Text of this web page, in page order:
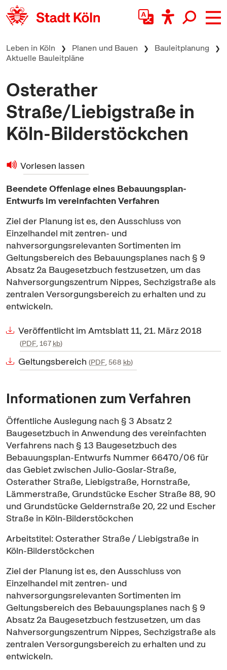
zum Inhalt springen
Leben in Köln Planen und Bauen
Bauleitplanung
Aktuelle Bauleitpläne
Osterather
Straße/Liebigstraße in
Köln-Bilderstöckchen
Vorlesen lassen
Beendete Offenlage eines Bebauungsplan-
Entwurfs im vereinfachten Verfahren
Ziel der Planung ist es, den Ausschluss von
Einzelhandel mit zentren- und
nahversorgungsrelevanten Sortimenten im
Geltungsbereich des Bebauungsplanes nach § 9
Absatz 2a Baugesetzbuch festzusetzen, um das
Nahversorgungszentrum Nippes, Sechzigstraße als
zentralen Versorgungsbereich zu erhalten und zu
entwickeln.
Veröffentlicht im Amtsblatt 11, 21. März 2018
PDF, 167 kb
Geltungsbereich PDF, 568 kb
Informationen zum Verfahren
Öffentliche Auslegung nach § 3 Absatz 2
Baugesetzbuch in Anwendung des vereinfachten
Verfahrens nach § 13 Baugesetzbuch des
Bebauungsplan-Entwurfs Nummer 66470/06 für
das Gebiet zwischen Julio-Goslar-Straße,
Osterather Straße, Liebigstraße, Hornstraße,
Lämmerstraße, Grundstücke Escher Straße 88, 90
und Grundstücke Geldernstraße 20, 22 und Escher
Straße in Köln-Bilderstöckchen
Arbeitstitel: Osterather Straße / Liebigstraße in
Köln-Bilderstöckchen
Ziel der Planung ist es, den Ausschluss von
Einzelhandel mit zentren- und
nahversorgungsrelevanten Sortimenten im
Geltungsbereich des Bebauungsplanes nach § 9
Absatz 2a Baugesetzbuch festzusetzen, um das
Nahversorgungszentrum Nippes, Sechzigstraße als
zentralen Versorgungsbereich zu erhalten und zu
entwickeln.